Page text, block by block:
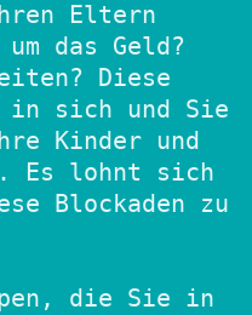
Eltern
das Geld?
Diese
in sich und Sie
Kinder und
Es lohnt sich
Blockaden zu
die Sie in